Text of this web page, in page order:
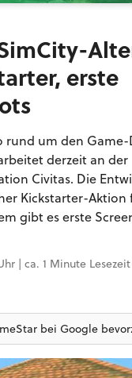
erste
rund um den
derzeit an der
Civitas. Die
Kickstarter-Aktion
gibt es erste
| ca. 1 Minute Lesezeit
bei Google